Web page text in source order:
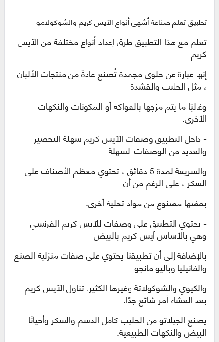
تطبيق تعلم صناعة أشهى أنواع الآيس كريم والشوكولامو
تعلم مع هذا التطبيق طرق إعداد أنواع مختلفة من الآيس
كريم
إنهاعبارة عن حلوى مجمدة تُصنع عادةً من منتجات الألبان
، مثل الحليب والقشدة
وغالبًا ما يتم مزجها بالفواكه أو المكونات والنكهات
الأخرى.
- داخل التطبيق وصفات الآيس كريم سهلة التحضير
والعديد من الوصفات السهلة
والسريعة لمدة 5 دقائق ، تحتوي معظم الأصناف على
السكر ، على الرغم من أن
بعضها مصنوع من مواد تحلية أخرى.
- يحتوي التطبيق على وصفات للآيس كريم الفرنسي
وهي بالأساس آيس كريم بالبيض
بالإضافة إلى أن تطبيقنا يحتوي على صفات منزلية الصنع
والفانيليا وباليو مانجو
والكيوي والشوكولاتة وغيرها الكثير. تناول الآيس كريم
بعد العشاء أمر شائع جدًا.
يصنع الجيلاتو من الحليب كامل الدسم والسكر وأحيانًا
البيض والنكهات الطبيعية.